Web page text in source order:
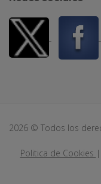
2026 © Todos los
Politica de Cookies |